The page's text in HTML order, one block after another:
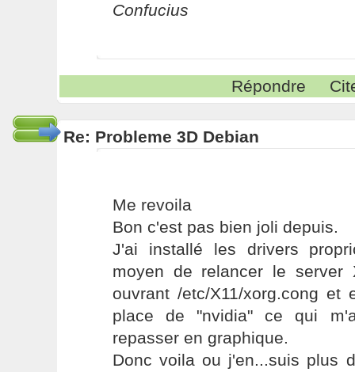
Confucius
Répondre
Re: Probleme 3D Debian
Me revoila
Bon c'est pas bien joli depuis.
J'ai installé les drivers
moyen de relancer le
ouvrant /etc/X11/xorg.cong
place de "nvidia" ce qui
repasser en graphique.
Donc voila ou j'en...suis plus